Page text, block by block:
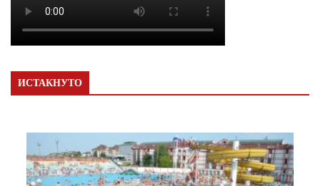
ИСТАКНУТО